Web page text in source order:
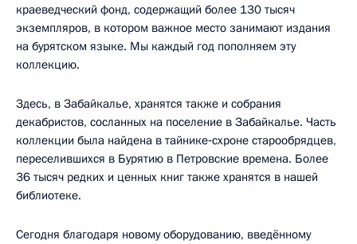
краеведческий фонд, содержащий более 130 тысяч
экземпляров, в котором важное место занимают издания
на бурятском языке. Мы каждый год пополняем эту
коллекцию.
Здесь, в Забайкалье, хранятся также и собрания
декабристов, сосланных на поселение в Забайкалье. Часть
коллекции была найдена в тайнике‑схроне старообрядцев,
переселившихся в Бурятию в Петровские времена. Более
36 тысяч редких и ценных книг также хранятся в нашей
библиотеке.
Сегодня благодаря новому оборудованию, введённому